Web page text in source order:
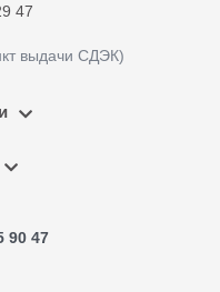
47
выдачи СДЭК)
90 47